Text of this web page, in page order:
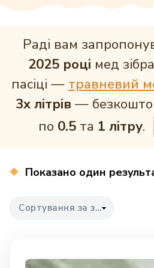
Раді вам
2025 році мед
пасіці — травневий
3х літрів —
по 0.5та 1 літру.
Показано один